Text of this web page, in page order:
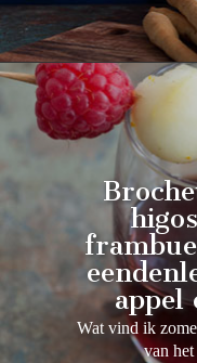
appel
Wat vind ik
van